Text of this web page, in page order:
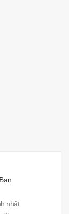
nhất